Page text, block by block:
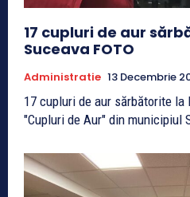
17 cupluri de aur
Suceava FOTO
Administratie 13 Decembrie
17 cupluri de aur sărbătorite la
"Cupluri de Aur" din